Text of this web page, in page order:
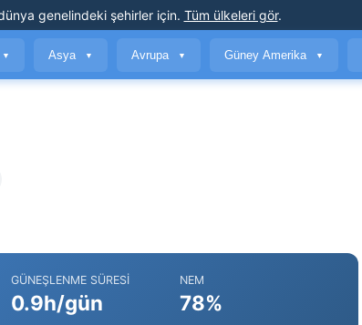
genelindeki şehirler için. Tüm ülkeleri gör.
▼ Asya ▼ Avrupa ▼ Güney Amerika ▼
GÜNEŞLENME SÜRESI
0.9h/gün
NEM
78%